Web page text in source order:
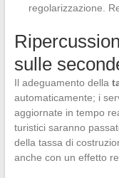
regolarizzazione.
sulle
Il adeguamento della
automaticamente; i
aggiornate in tempo
turistici saranno
della tassa di
anche con un effetto